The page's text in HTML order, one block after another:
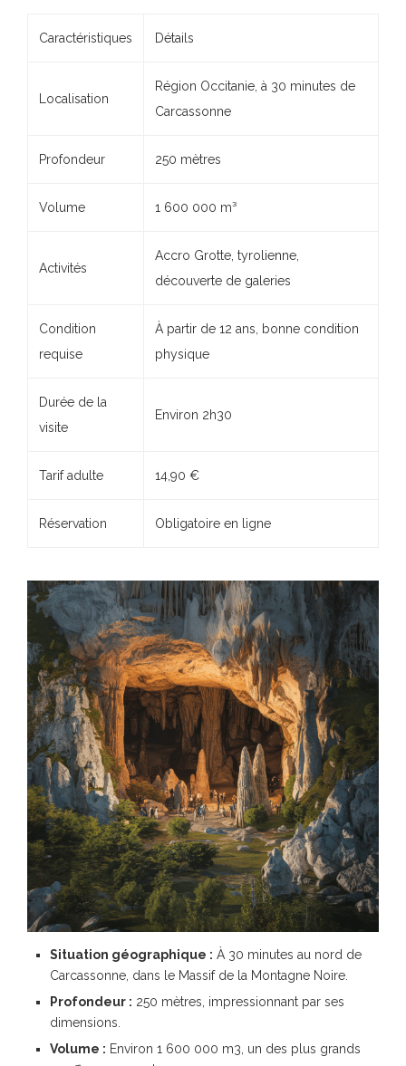
Caractéristiques Détails
Localisation
Région Occitanie, à 30 minutes de
Carcassonne
Profondeur 250 mètres
Volume 1 600 000 m³
Activités
Accro Grotte, tyrolienne,
découverte de galeries
Condition
requise
À partir de 12 ans, bonne condition
physique
Durée de la
visite
Environ 2h30
Tarif adulte 14,90 €
Réservation Obligatoire en ligne
Situation géographique : À 30 minutes au nord de
Carcassonne, dans le Massif de la Montagne Noire.
Profondeur : 250 mètres, impressionnant par ses
dimensions.
Volume : Environ 1 600 000 m3, un des plus grands